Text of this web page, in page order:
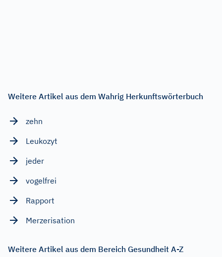
Weitere Artikel aus dem Wahrig Herkunftswörterbuch
zehn
Leukozyt
jeder
vogelfrei
Rapport
Merzerisation
Weitere Artikel aus dem Bereich Gesundheit A-Z